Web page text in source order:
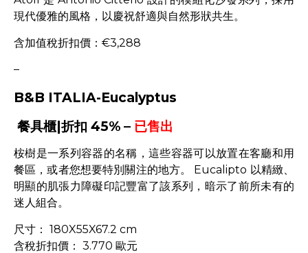
現代優雅的風格，以慶祝舒適與自然形狀共生。
含加值稅折扣價：€3,288
–
B&B ITALIA-Eucalyptus
餐具櫃|折扣 45% – 已售出
桉樹是一系列容器的名稱，這些容器可以放置在客廳和用
餐區，或者您想要特別關注的地方。 Eucalipto 以精緻、
明顯的肌張力障礙印記豐富了該系列，暗示了前所未有的
迷人組合。
尺寸： 180X55X67.2 cm
含稅折扣價： 3.770 歐元